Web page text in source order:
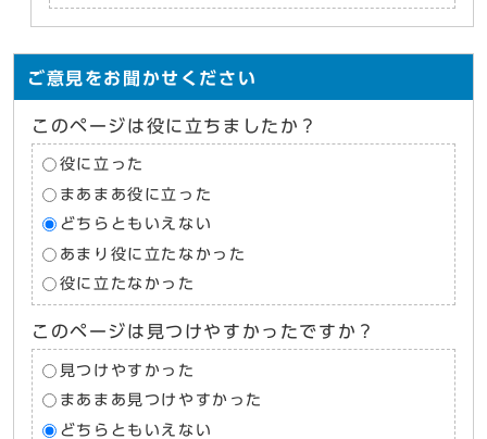
ご意見をお聞かせください
このページは役に立ちましたか？
役に立った
まあまあ役に立った
どちらともいえない
あまり役に立たなかった
役に立たなかった
このページは見つけやすかったですか？
見つけやすかった
まあまあ見つけやすかった
どちらともいえない